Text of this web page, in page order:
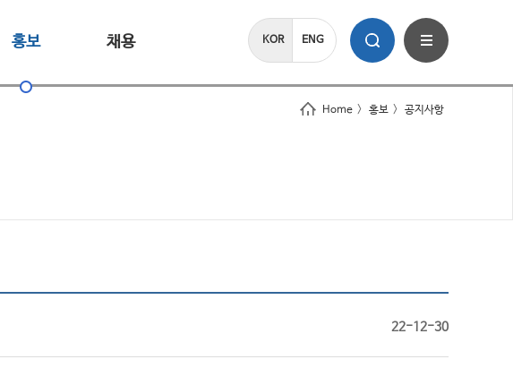
KOR ENG
홍보 채용
Home > 홍보 > 공지사항
22-12-30